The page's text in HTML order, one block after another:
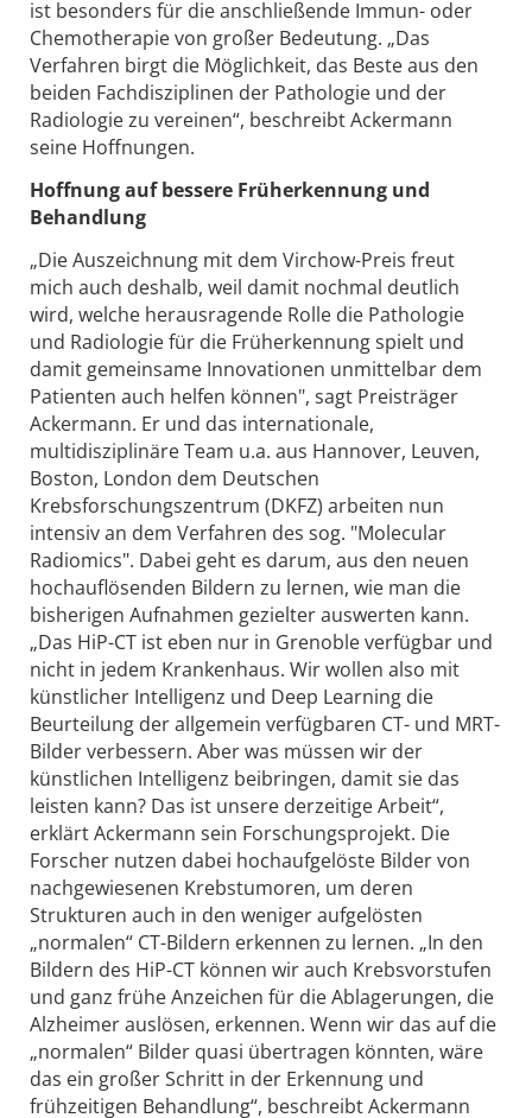
ist besonders für die anschließende Immun- oder
Chemotherapie von großer Bedeutung. „Das
Verfahren birgt die Möglichkeit, das Beste aus den
beiden Fachdisziplinen der Pathologie und der
Radiologie zu vereinen“, beschreibt Ackermann
seine Hoffnungen.
Hoffnung auf bessere Früherkennung und
Behandlung
„Die Auszeichnung mit dem Virchow-Preis freut
mich auch deshalb, weil damit nochmal deutlich
wird, welche herausragende Rolle die Pathologie
und Radiologie für die Früherkennung spielt und
damit gemeinsame Innovationen unmittelbar dem
Patienten auch helfen können", sagt Preisträger
Ackermann. Er und das internationale,
multidisziplinäre Team u.a. aus Hannover, Leuven,
Boston, London dem Deutschen
Krebsforschungszentrum (DKFZ) arbeiten nun
intensiv an dem Verfahren des sog. "Molecular
Radiomics". Dabei geht es darum, aus den neuen
hochauflösenden Bildern zu lernen, wie man die
bisherigen Aufnahmen gezielter auswerten kann.
„Das HiP-CT ist eben nur in Grenoble verfügbar und
nicht in jedem Krankenhaus. Wir wollen also mit
künstlicher Intelligenz und Deep Learning die
Beurteilung der allgemein verfügbaren CT- und MRT-
Bilder verbessern. Aber was müssen wir der
künstlichen Intelligenz beibringen, damit sie das
leisten kann? Das ist unsere derzeitige Arbeit“,
erklärt Ackermann sein Forschungsprojekt. Die
Forscher nutzen dabei hochaufgelöste Bilder von
nachgewiesenen Krebstumoren, um deren
Strukturen auch in den weniger aufgelösten
„normalen“ CT-Bildern erkennen zu lernen. „In den
Bildern des HiP-CT können wir auch Krebsvorstufen
und ganz frühe Anzeichen für die Ablagerungen, die
Alzheimer auslösen, erkennen. Wenn wir das auf die
„normalen“ Bilder quasi übertragen könnten, wäre
das ein großer Schritt in der Erkennung und
frühzeitigen Behandlung“, beschreibt Ackermann